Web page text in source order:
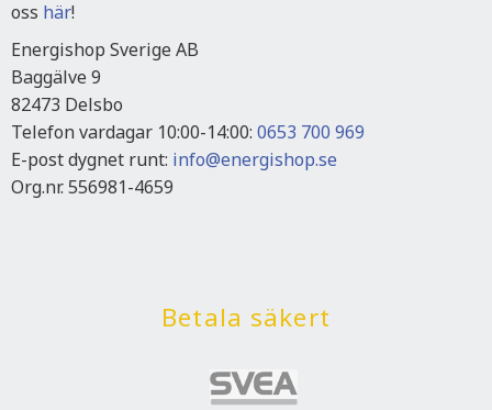
oss här!
Energishop Sverige AB
Baggälve 9
82473 Delsbo
Telefon vardagar 10:00-14:00: 0653 700 969
E-post dygnet runt: info@energishop.se
Org.nr. 556981-4659
Betala säkert